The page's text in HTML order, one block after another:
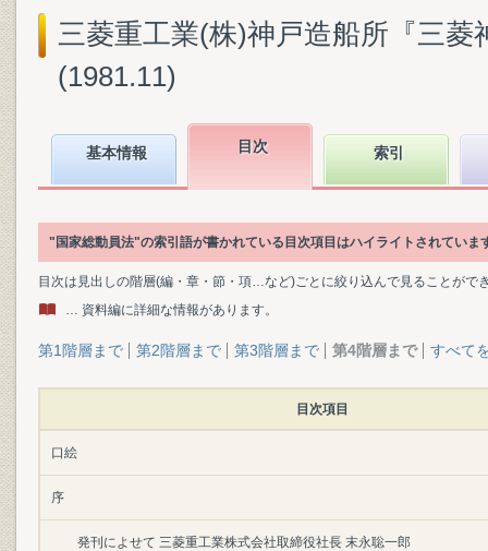
三菱重工業(株)神戸造船所『三菱
(1981.11)
基本情報 目次 索引
"国家総動員法"の索引語が書かれている目次項目はハイライトされていま
目次は見出しの階層(編・章・節・項…など)ごとに絞り込んで見ることがで
… 資料編に詳細な情報があります。
第1階層まで 第2階層まで 第3階層まで 第4階層まで すべて
目次項目
口絵
序
発刊によせて 三菱重工業株式会社取締役社長 末永聡一郎